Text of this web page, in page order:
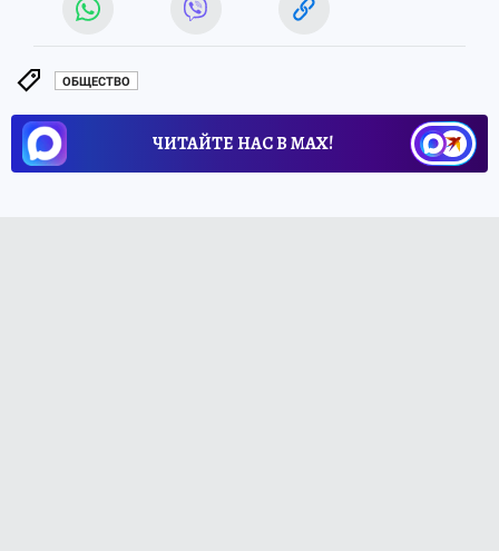
ОБЩЕСТВО
ЧИТАЙТЕ НАС В МАХ!